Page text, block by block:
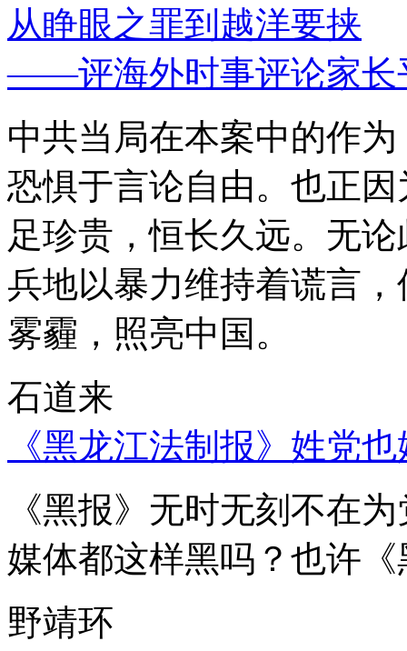
从睁眼之罪到越洋要挟
——评海外时事评论家长
中共当局在本案中的作
恐惧于言论自由。也正
足珍贵，恒长久远。无
兵地以暴力维持着谎言
雾霾，照亮中国。
石道来
《黑龙江法制报》姓党
《黑报》无时无刻不在
媒体都这样黑吗？也许
野靖环